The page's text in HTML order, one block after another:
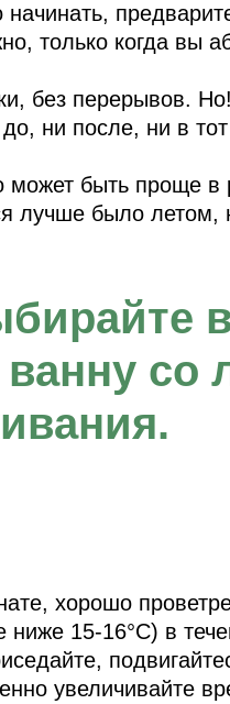
только когда вы
без перерывов.
ни после, ни в
может быть проще в
лучше было летом,
хорошо
ниже 15-16°C) в
увеличивайте
ванну со